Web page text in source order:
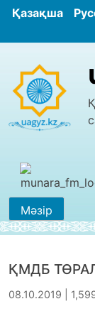
Қазақша
Мәзір
ҚМДБ
08.10.2019 |